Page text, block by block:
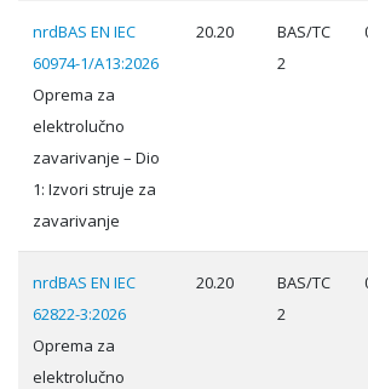
nrdBAS EN IEC
60974-1/A13:2026
Oprema za
elektrolučno
zavarivanje – Dio
1: Izvori struje za
zavarivanje
20.20
BAS/TC
2
nrdBAS EN IEC
62822-3:2026
Oprema za
elektrolučno
20.20
BAS/TC
2